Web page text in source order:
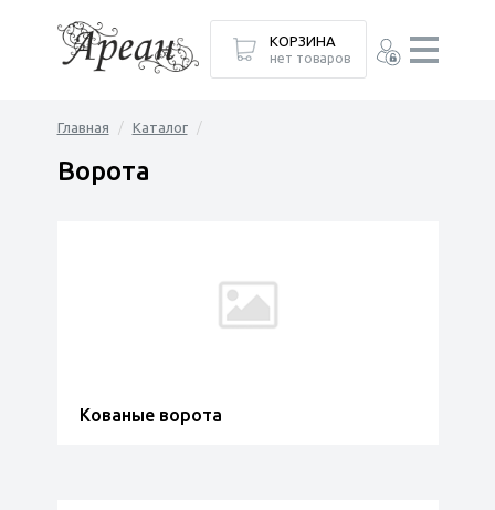
Главная Каталог
Ворота
Кованые ворота
КОРЗИНА
нет товаров